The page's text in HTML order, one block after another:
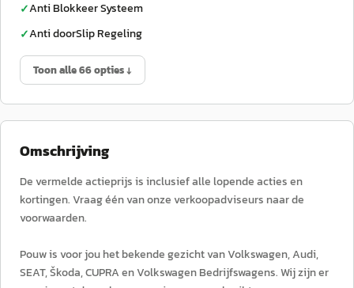
✓Anti Blokkeer Systeem
✓Anti doorSlip Regeling
Toon alle 66 opties ↓
Omschrijving
De vermelde actieprijs is inclusief alle lopende acties en
kortingen. Vraag één van onze verkoopadviseurs naar de
voorwaarden.
Pouw is voor jou het bekende gezicht van Volkswagen, Audi,
SEAT, Škoda, CUPRA en Volkswagen Bedrijfswagens. Wij zijn er